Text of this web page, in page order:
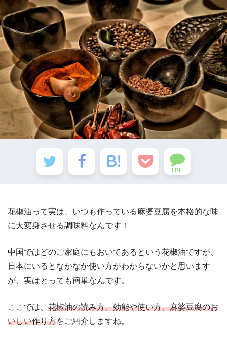
LINE
花椒油って実は、いつも作っている麻婆豆腐を本格的な味
に大変身させる調味料なんです！
中国ではどのご家庭にもおいてあるという花椒油ですが、
日本にいるとなかなか使い方がわからないかと思います
が、実はとっても簡単なんです。
ここでは、 花椒油の読み方、効能や使い方、麻婆豆腐のお
いしい作り方をご紹介しますね。